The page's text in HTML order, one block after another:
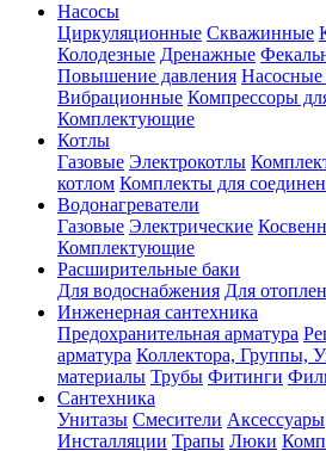
Насосы
Циркуляционные Скважинные
Колодезные Дренажные
Повышение давления Насосные
Вибрационные Компрессоры
Комплектующие
Котлы
Газовые Электрокотлы
котлом Комплекты для
Водонагреватели
Газовые Электрические
Комплектующие
Расширительные баки
Для водоснабжения Для
Инженерная сантехника
Предохранительная арматура
арматура Коллектора, Группы,
материалы Трубы Фитинги
Сантехника
Унитазы Смесители Аксессуары
Инсталляции Трапы Люки